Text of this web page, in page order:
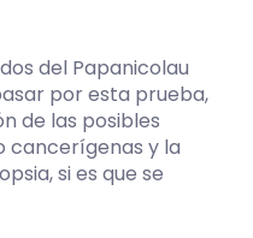
del Papanicolau
por esta prueba,
de las posibles
cancerígenas y la
si es que se